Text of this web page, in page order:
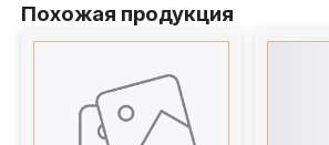
Похожая продукция